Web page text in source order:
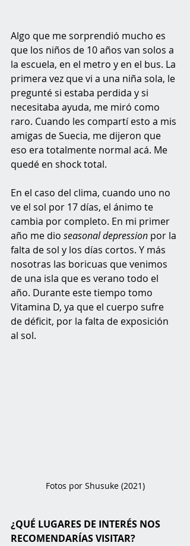
Algo que me sorprendió mucho es
que los niños de 10 años van solos a
la escuela, en el metro y en el bus. La
primera vez que vi a una niña sola, le
pregunté si estaba perdida y si
necesitaba ayuda, me miró como
raro. Cuando les compartí esto a mis
amigas de Suecia, me dijeron que
eso era totalmente normal acá. Me
quedé en shock total.
En el caso del clima, cuando uno no
ve el sol por 17 días, el ánimo te
cambia por completo. En mi primer
año me dio seasonal depression por la
falta de sol y los días cortos. Y más
nosotras las boricuas que venimos
de una isla que es verano todo el
año. Durante este tiempo tomo
Vitamina D, ya que el cuerpo sufre
de déficit, por la falta de exposición
al sol.
Fotos por Shusuke (2021)
¿QUÉ LUGARES DE INTERÉS NOS
RECOMENDARÍAS VISITAR?